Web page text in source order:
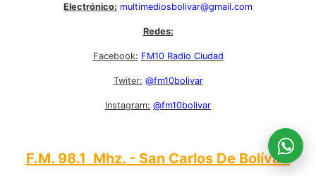
Electrónico: multimediosbolivar@gmail.com
Redes:
Facebook: FM10 Radio Ciudad
Twiter: @fm10bolivar
Instagram: @fm10bolivar
F.M. 98.1 Mhz. - San Carlos De Bolívar: